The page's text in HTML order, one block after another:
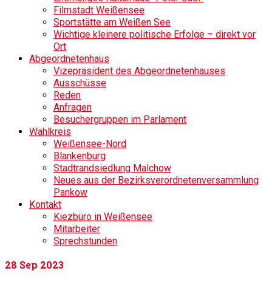
Filmstadt Weißensee
Sportstätte am Weißen See
Wichtige kleinere politische Erfolge – direkt vor
Ort
Abgeordnetenhaus
Vizepräsident des Abgeordnetenhauses
Ausschüsse
Reden
Anfragen
Besuchergruppen im Parlament
Wahlkreis
Weißensee-Nord
Blankenburg
Stadtrandsiedlung Malchow
Neues aus der Bezirksverordnetenversammlung
Pankow
Kontakt
Kiezbüro in Weißensee
Mitarbeiter
Sprechstunden
28 Sep 2023